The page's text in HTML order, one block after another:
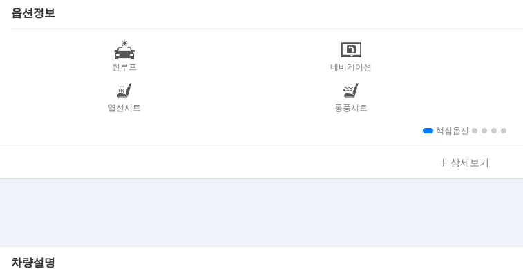
옵션정보
썬루프 네비게이션
열선시트 통풍시트
핵심옵션
상세보기
차량설명